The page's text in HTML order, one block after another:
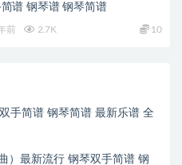
谱 钢琴谱 钢琴简谱
前 2.7K 10
手简谱 钢琴简谱 最新乐谱 全
）最新流行 钢琴双手简谱 钢